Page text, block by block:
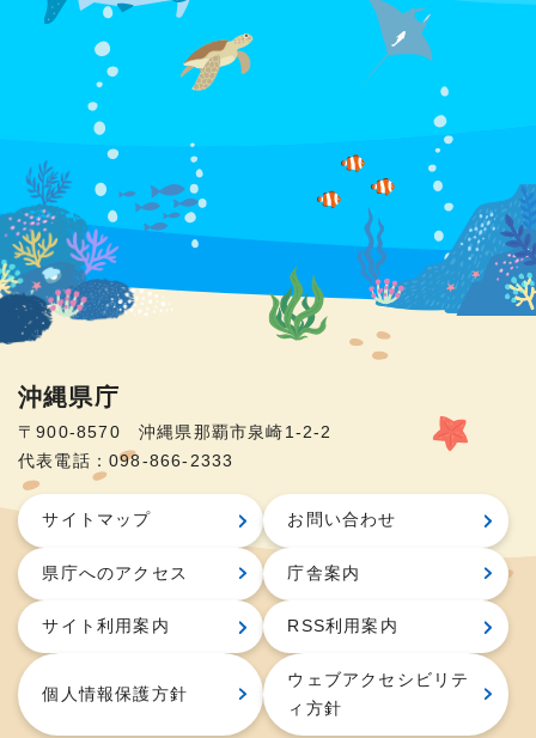
沖縄県庁
〒900-8570 沖縄県那覇市泉崎1-2-2
代表電話：098-866-2333
サイトマップ お問い合わせ
県庁へのアクセス 庁舎案内
サイト利用案内 RSS利用案内
個人情報保護方針
ウェブアクセシビリテ
ィ方針